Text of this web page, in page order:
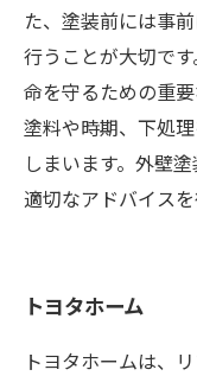
た、塗装前には事
行うことが大切で
命を守るための重
塗料や時期、下処
しまいます。外壁
適切なアドバイス
トヨタホーム
トヨタホームは、